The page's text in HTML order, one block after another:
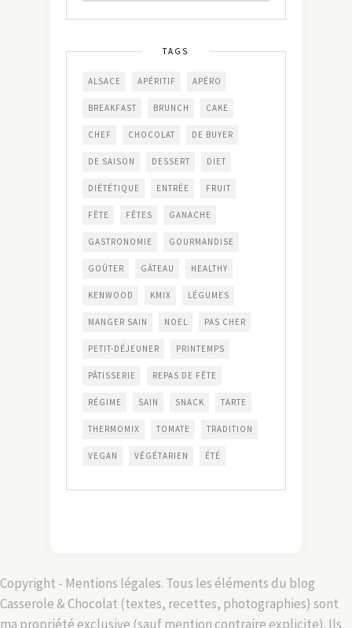
TAGS
ALSACE APÉRITIF APÉRO
BREAKFAST BRUNCH CAKE
CHEF CHOCOLAT DE BUYER
DE SAISON DESSERT DIET
DIÉTÉTIQUE ENTRÉE FRUIT
FÊTE FÊTES GANACHE
GASTRONOMIE GOURMANDISE
GOÛTER GÂTEAU HEALTHY
KENWOOD KMIX LÉGUMES
MANGER SAIN NOEL PAS CHER
PETIT-DÉJEUNER PRINTEMPS
PÂTISSERIE REPAS DE FÊTE
RÉGIME SAIN SNACK TARTE
THERMOMIX TOMATE TRADITION
VEGAN VÉGÉTARIEN ÉTÉ
Copyright - Mentions légales. Tous les éléments du blog
Casserole & Chocolat (textes, recettes, photographies) sont
ma propriété exclusive (sauf mention contraire explicite). Ils